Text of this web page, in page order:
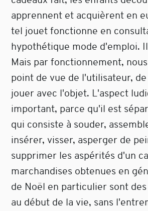
apprennent et acquièrent en
tel jouet fonctionne en
hypothétique mode d'emploi.
Mais par fonctionnement,
point de vue de l'utilisateur,
jouer avec l'objet. L'aspect
important, parce qu'il est
qui consiste à souder,
insérer, visser, asperger de
supprimer les aspérités d'un
marchandises obtenues en
de Noël en particulier sont
au début de la vie, sans